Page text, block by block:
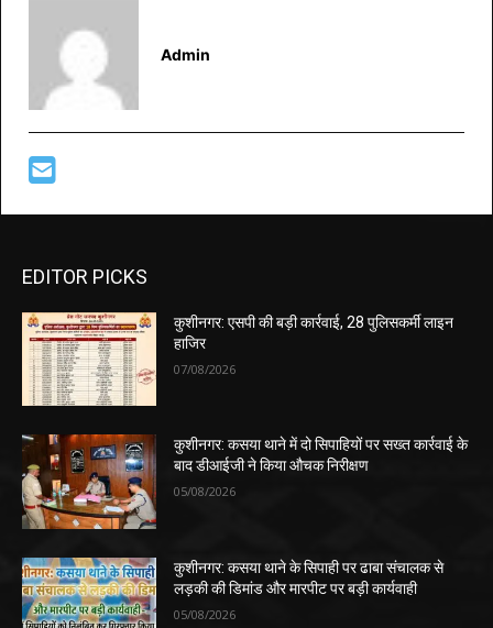
Admin
EDITOR PICKS
कुशीनगर: एसपी की बड़ी कार्रवाई, 28 पुलिसकर्मी लाइन
हाजिर
07/08/2026
कुशीनगर: कसया थाने में दो सिपाहियों पर सख्त कार्रवाई के
बाद डीआईजी ने किया औचक निरीक्षण
05/08/2026
कुशीनगर: कसया थाने के सिपाही पर ढाबा संचालक से
लड़की की डिमांड और मारपीट पर बड़ी कार्यवाही
05/08/2026